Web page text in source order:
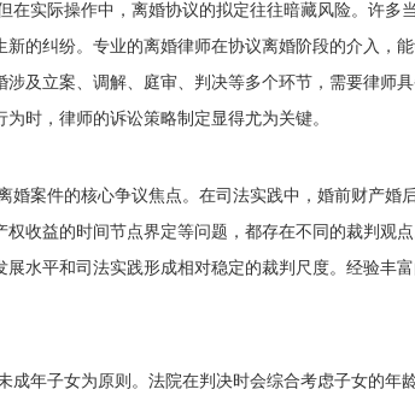
在实际操作中，离婚协议的拟定往往暗藏风险。许多
新的纠纷。专业的离婚律师在协议离婚阶段的介入，
及立案、调解、庭审、判决等多个环节，需要律师
时，律师的诉讼策略制定显得尤为关键。
婚案件的核心争议焦点。在司法实践中，婚前财产婚
收益的时间节点界定等问题，都存在不同的裁判观
水平和司法实践形成相对稳定的裁判尺度。经验丰
成年子女为原则。法院在判决时会综合考虑子女的年